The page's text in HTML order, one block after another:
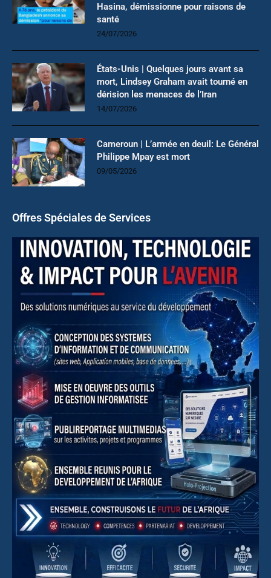
Hasina, démissionne pour raisons de
santé
24/07/2026
États-Unis | Quelques jours avant sa
mort, Lindsey Graham avait tourné en
dérision les menaces de l’Iran
14/07/2026
Cameroun | L’armée en deuil: Le Général
Philippe Mpay est mort
09/05/2026
Offres Spéciales de Services